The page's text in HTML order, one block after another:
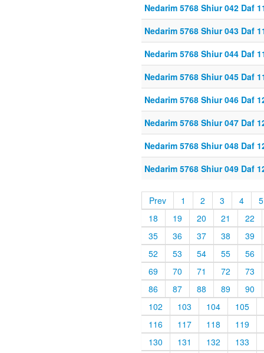
Nedarim 5768 Shiur 042 Daf
Nedarim 5768 Shiur 043 Daf
Nedarim 5768 Shiur 044 Daf
Nedarim 5768 Shiur 045 Daf
Nedarim 5768 Shiur 046 Daf
Nedarim 5768 Shiur 047 Daf
Nedarim 5768 Shiur 048 Daf
Nedarim 5768 Shiur 049 Daf
Prev 1 2 3 4
5
18
19 20 21
22
35
36 37 38
39
52
53 54 55
56
69
70 71 72
73
86
87 88 89
90
102
103 104
105
116
117 118
119
130
131 132
133